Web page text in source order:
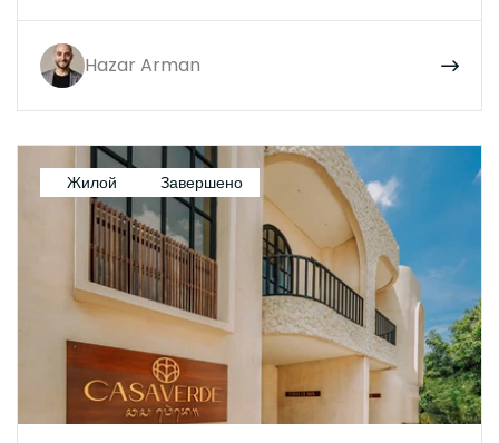
Hazar Arman
Жилой Завершено